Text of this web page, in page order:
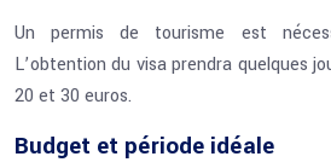
Un permis de tourisme est
L’obtention du visa prendra quelques
20 et 30 euros.
Budget et période idéale